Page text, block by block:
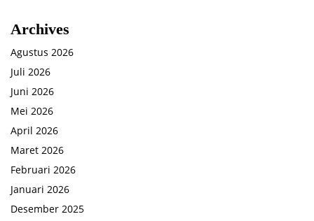
Archives
Agustus 2026
Juli 2026
Juni 2026
Mei 2026
April 2026
Maret 2026
Februari 2026
Januari 2026
Desember 2025